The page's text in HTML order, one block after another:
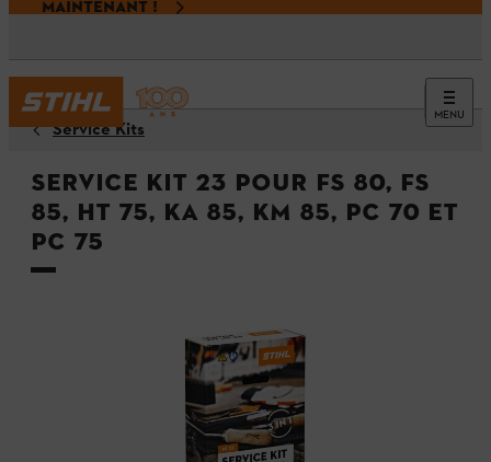
MAINTENANT !
MENU
Service Kits
Service Kit 23 pour FS 80, FS
85, HT 75, KA 85, KM 85, PC 70 et
PC 75